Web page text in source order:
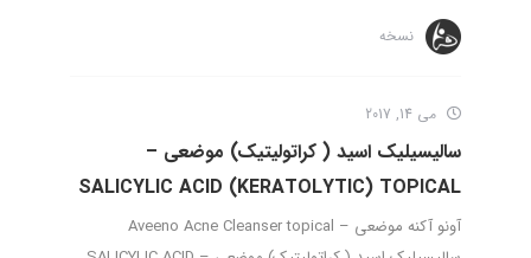
نسخه
می 14, 2017
سالیسیلیک اسید ( کراتولیتیک) موضعی –
SALICYLIC ACID (KERATOLYTIC) TOPICAL
آونو آکنه موضعی – Aveeno Acne Cleanser topical